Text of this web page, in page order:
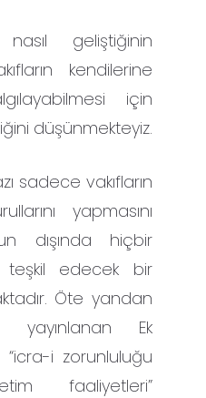
geliştiğinin
kendilerine
için
düşünmekteyiz.
sadece vakıfların
yapmasını
dışında hiçbir
edecek bir
Öte yandan
yayınlanan Ek
i zorunluluğu
faaliyetleri”